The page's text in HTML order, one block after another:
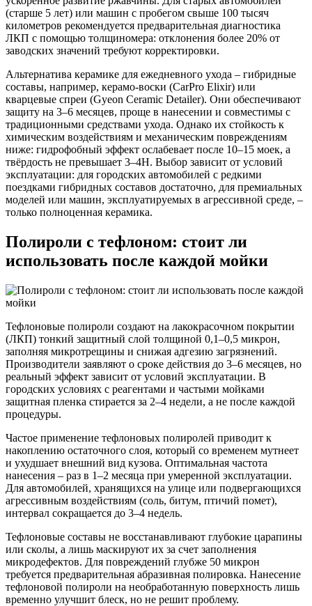
(старше 5 лет) или машин с пробегом свыше 100 тысяч
километров рекомендуется предварительная диагностика
ЛКП с помощью толщиномера: отклонения более 20% от
заводских значений требуют корректировки.
Альтернатива керамике для ежедневного ухода – гибридные
составы, например, керамо-воски (CarPro Elixir) или
кварцевые спреи (Gyeon Ceramic Detailer). Они обеспечивают
защиту на 3–6 месяцев, проще в нанесении и совместимы с
традиционными средствами ухода. Однако их стойкость к
химическим воздействиям и механическим повреждениям
ниже: гидрофобный эффект ослабевает после 10–15 моек, а
твёрдость не превышает 3–4H. Выбор зависит от условий
эксплуатации: для городских автомобилей с редкими
поездками гибридных составов достаточно, для премиальных
моделей или машин, эксплуатируемых в агрессивной среде, –
только полноценная керамика.
Полироли с тефлоном: стоит ли
использовать после каждой мойки
Тефлоновые полироли создают на лакокрасочном покрытии
(ЛКП) тонкий защитный слой толщиной 0,1–0,5 микрон,
заполняя микротрещины и снижая адгезию загрязнений.
Производители заявляют о сроке действия до 3–6 месяцев, но
реальный эффект зависит от условий эксплуатации. В
городских условиях с реагентами и частыми мойками
защитная пленка стирается за 2–4 недели, а не после каждой
процедуры.
Частое применение тефлоновых полиролей приводит к
накоплению остаточного слоя, который со временем мутнеет
и ухудшает внешний вид кузова. Оптимальная частота
нанесения – раз в 1–2 месяца при умеренной эксплуатации.
Для автомобилей, хранящихся на улице или подвергающихся
агрессивным воздействиям (соль, битум, птичий помет),
интервал сокращается до 3–4 недель.
Тефлоновые составы не восстанавливают глубокие царапины
или сколы, а лишь маскируют их за счет заполнения
микродефектов. Для повреждений глубже 50 микрон
требуется предварительная абразивная полировка. Нанесение
тефлоновой полироли на необработанную поверхность лишь
временно улучшит блеск, но не решит проблему.